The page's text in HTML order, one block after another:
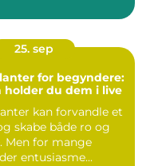
25. sep
for begyndere:
holder du dem i live
kan forvandle et
skabe både ro og
Men for mange
entusiasme...